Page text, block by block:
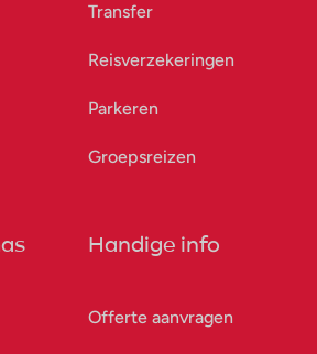
Transfer
Reisverzekeringen
Parkeren
Groepsreizen
Handige info
Offerte aanvragen